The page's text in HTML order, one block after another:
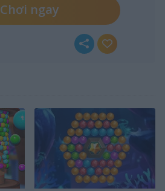
Chơi ngay